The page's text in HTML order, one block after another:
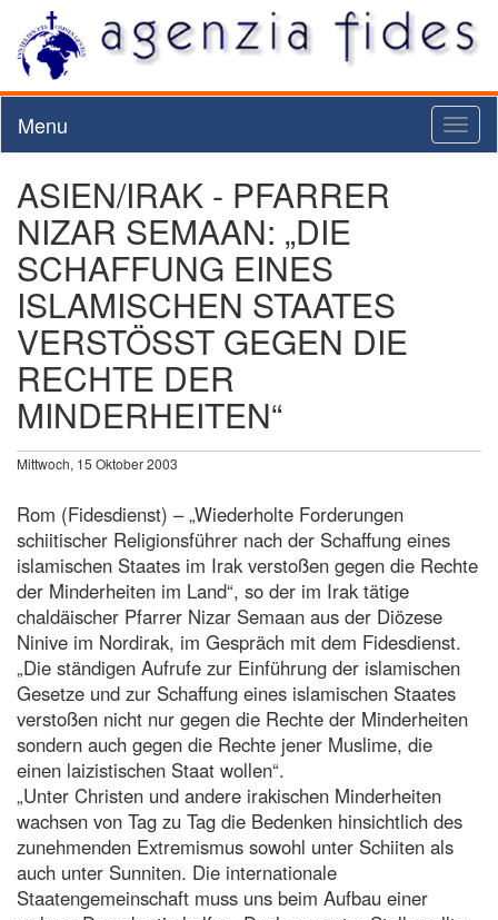
Menu
ASIEN/IRAK - PFARRER
NIZAR SEMAAN: „DIE
SCHAFFUNG EINES
ISLAMISCHEN STAATES
VERSTÖSST GEGEN DIE
RECHTE DER
MINDERHEITEN“
Mittwoch, 15 Oktober 2003
Rom (Fidesdienst) – „Wiederholte Forderungen
schiitischer Religionsführer nach der Schaffung eines
islamischen Staates im Irak verstoßen gegen die Rechte
der Minderheiten im Land“, so der im Irak tätige
chaldäischer Pfarrer Nizar Semaan aus der Diözese
Ninive im Nordirak, im Gespräch mit dem Fidesdienst.
„Die ständigen Aufrufe zur Einführung der islamischen
Gesetze und zur Schaffung eines islamischen Staates
verstoßen nicht nur gegen die Rechte der Minderheiten
sondern auch gegen die Rechte jener Muslime, die
einen laizistischen Staat wollen“.
„Unter Christen und andere irakischen Minderheiten
wachsen von Tag zu Tag die Bedenken hinsichtlich des
zunehmenden Extremismus sowohl unter Schiiten als
auch unter Sunniten. Die internationale
Staatengemeinschaft muss uns beim Aufbau einer